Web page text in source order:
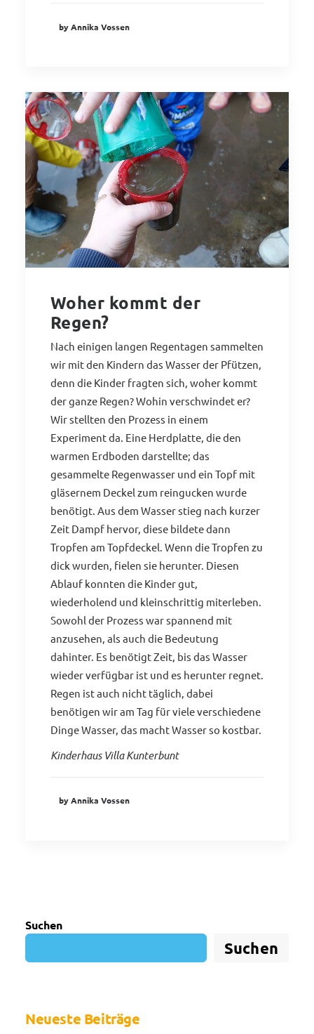
by Annika Vossen
Woher kommt der
Regen?
Nach einigen langen Regentagen sammelten
wir mit den Kindern das Wasser der Pfützen,
denn die Kinder fragten sich, woher kommt
der ganze Regen? Wohin verschwindet er?
Wir stellten den Prozess in einem
Experiment da. Eine Herdplatte, die den
warmen Erdboden darstellte; das
gesammelte Regenwasser und ein Topf mit
gläsernem Deckel zum reingucken wurde
benötigt. Aus dem Wasser stieg nach kurzer
Zeit Dampf hervor, diese bildete dann
Tropfen am Topfdeckel. Wenn die Tropfen zu
dick wurden, fielen sie herunter. Diesen
Ablauf konnten die Kinder gut,
wiederholend und kleinschrittig miterleben.
Sowohl der Prozess war spannend mit
anzusehen, als auch die Bedeutung
dahinter. Es benötigt Zeit, bis das Wasser
wieder verfügbar ist und es herunter regnet.
Regen ist auch nicht täglich, dabei
benötigen wir am Tag für viele verschiedene
Dinge Wasser, das macht Wasser so kostbar.
Kinderhaus Villa Kunterbunt
by Annika Vossen
Suchen
Suchen
Neueste Beiträge